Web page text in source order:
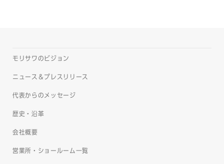
モリサワのビジョン
ニュース＆プレスリリース
代表からのメッセージ
歴史・沿革
会社概要
営業所・ショールーム一覧